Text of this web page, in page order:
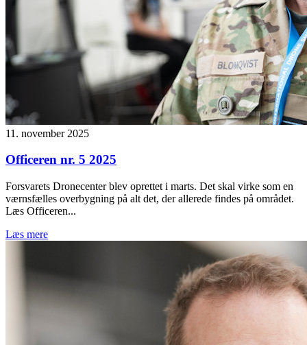
11. november 2025
Officeren nr. 5 2025
Forsvarets Dronecenter blev oprettet i marts. Det skal virke som en
værnsfælles overbygning på alt det, der allerede findes på området.
Læs Officeren...
Læs mere